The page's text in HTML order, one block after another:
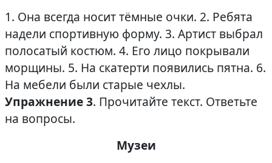
1. Она всегда носит тёмные очки. 2. Ребята
надели спортивную форму. 3. Артист выбрал
полосатый костюм. 4. Его лицо покрывали
морщины. 5. На скатерти появились пятна. 6.
На мебели были старые чехлы.
Упражнение 3. Прочитайте текст. Ответьте
на вопросы.
Музеи